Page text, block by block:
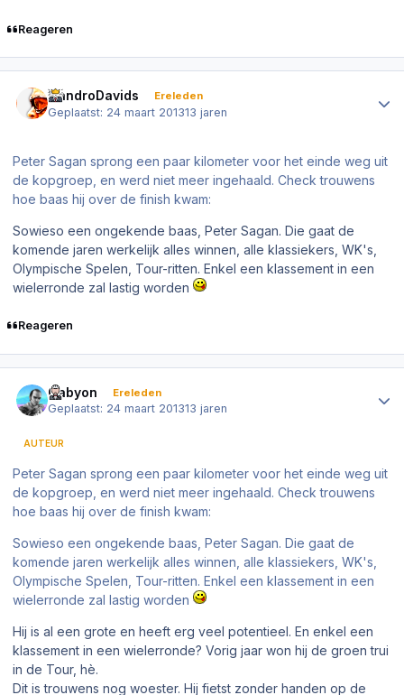
Reageren
NandroDavids Ereleden
Geplaatst: 24 maart 201313 jaren
Peter Sagan sprong een paar kilometer voor het einde weg uit
de kopgroep, en werd niet meer ingehaald. Check trouwens
hoe baas hij over de finish kwam:
Sowieso een ongekende baas, Peter Sagan. Die gaat de
komende jaren werkelijk alles winnen, alle klassiekers, WK's,
Olympische Spelen, Tour-ritten. Enkel een klassement in een
wielerronde zal lastig worden
Reageren
Cabyon Ereleden
Geplaatst: 24 maart 201313 jaren
AUTEUR
Peter Sagan sprong een paar kilometer voor het einde weg uit
de kopgroep, en werd niet meer ingehaald. Check trouwens
hoe baas hij over de finish kwam:
Sowieso een ongekende baas, Peter Sagan. Die gaat de
komende jaren werkelijk alles winnen, alle klassiekers, WK's,
Olympische Spelen, Tour-ritten. Enkel een klassement in een
wielerronde zal lastig worden
Hij is al een grote en heeft erg veel potentieel. En enkel een
klassement in een wielerronde? Vorig jaar won hij de groen trui
in de Tour, hè.
Dit is trouwens nog woester. Hij fietst zonder handen op de